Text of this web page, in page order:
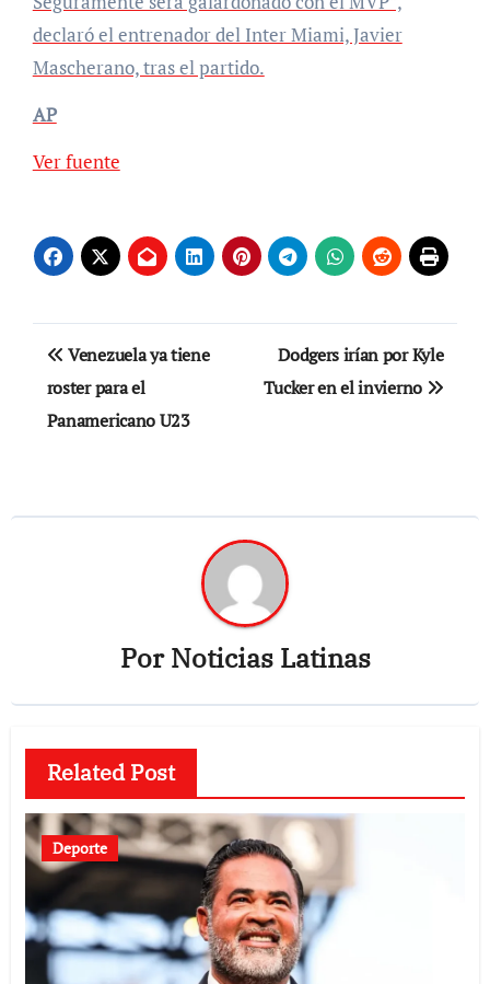
declaró el entrenador del Inter Miami, Javier
Mascherano, tras el partido.
AP
Ver fuente
Navegación
de
entradas
Venezuela ya tiene
roster para el
Panamericano U23
Dodgers irían por Kyle
Tucker en el invierno
PorNoticias Latinas
Related Post
Deporte